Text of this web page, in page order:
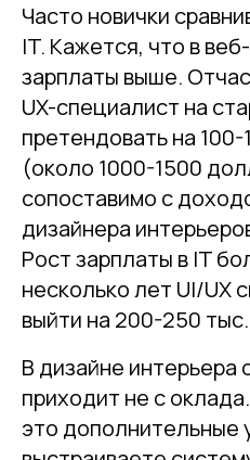
Часто новички
IT. Кажется, что в
зарплаты выше.
UX-специалист на
претендовать на
(около 1000-1500
сопоставимо с
дизайнера
Рост зарплаты в IT
несколько лет UI/UX
выйти на 200-250
В дизайне интерьера
приходит не с
это дополнительные